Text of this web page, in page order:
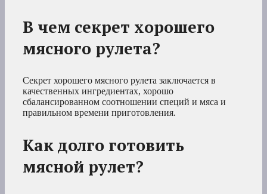
В чем секрет хорошего
мясного рулета?
Секрет хорошего мясного рулета заключается в
качественных ингредиентах, хорошо
сбалансированном соотношении специй и мяса и
правильном времени приготовления.
Как долго готовить
мясной рулет?